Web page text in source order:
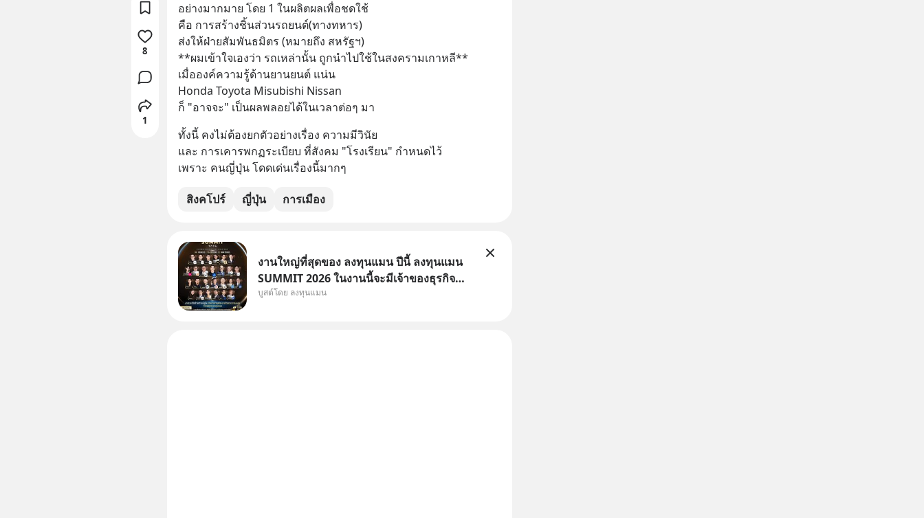
อย่างมากมาย โดย 1 ในผลิตผลเพื่อชดใช้
คือ การสร้างชิ้นส่วนรถยนต์(ทางทหาร)
ส่งให้ฝ่ายสัมพันธมิตร (หมายถึง สหรัฐฯ)
**ผมเข้าใจเองว่า รถเหล่านั้น ถูกนำไปใช้ในสงครามเกาหลี**
เมื่อองค์ความรู้ด้านยานยนต์ แน่น
Honda Toyota Misubishi Nissan
ก็ "อาจจะ" เป็นผลพลอยได้ในเวลาต่อๆ มา
ทั้งนี้ คงไม่ต้องยกตัวอย่างเรื่อง ความมีวินัย
และ การเคารพกฏระเบียบ ที่สังคม "โรงเรียน" กำหนดไว้
เพราะ คนญี่ปุ่น โดดเด่นเรื่องนี้มากๆ
สิงคโปร์ ญี่ปุ่น การเมือง
8
1
งานใหญ่ที่สุดของ ลงทุนแมน ปีนี้ ลงทุนแมน
SUMMIT 2026 ในงานนี้จะมีเจ้าของธุรกิจ
Dr.PONG, หมึกกรุบ, Srichand, Jones’
บูสต์โดย ลงทุนแมน